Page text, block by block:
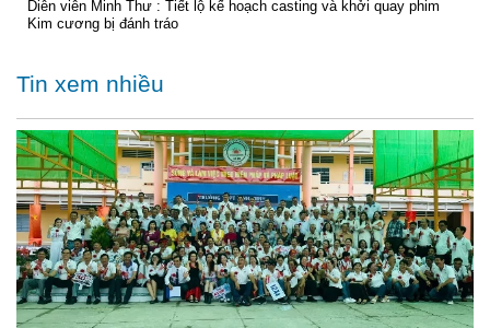
Diễn viên Minh Thư : Tiết lộ kế hoạch casting và khởi quay phim
Kim cương bị đánh tráo
Tin xem nhiều